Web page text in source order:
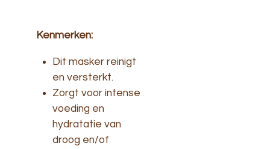
Kenmerken:
Dit masker reinigt
en versterkt.
Zorgt voor intense
voeding en
hydratatie van
droog en/of